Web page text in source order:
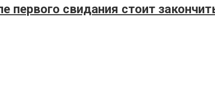
первого свидания стоит